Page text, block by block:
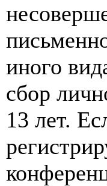
иного
сбор
13 лет.